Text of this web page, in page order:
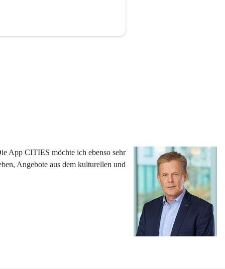
App CITIES möchte ich ebenso sehr
Angebote aus dem kulturellen und